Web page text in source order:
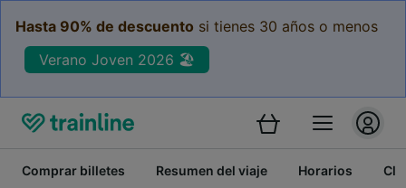
Hasta 90% de descuento si tienes 30 años o menos
Verano Joven 2026 🏖️
Comprar billetes Resumen del viaje Horarios